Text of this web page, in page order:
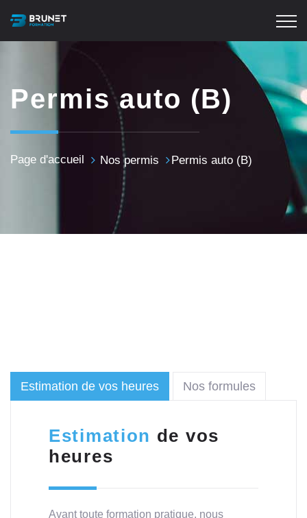
Permis auto (B)
Page d'accueil Nos permis Permis auto (B)
Estimation de vos heures Nos formules
Estimation de vos
heures
Avant toute formation pratique, nous